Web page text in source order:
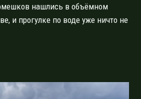
нашлись в объёмном
и прогулке по воде уже ничто не